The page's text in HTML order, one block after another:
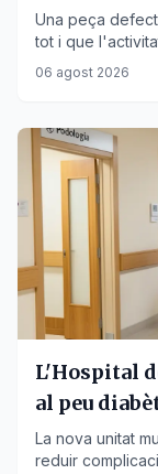
Una peça
tot i que
06 agost 2026
L'Hospital
al peu
La nova unitat
reduir